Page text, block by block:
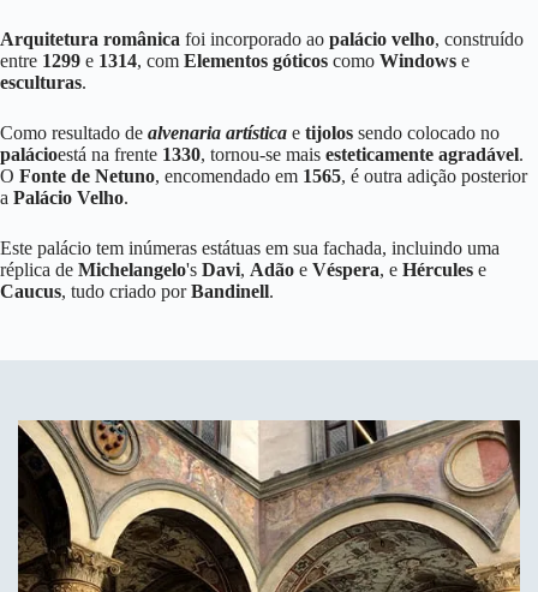
Arquitetura românica foi incorporado ao palácio velho, construído
entre 1299 e 1314, com Elementos góticos como Windows e
esculturas.
Como resultado de alvenaria artística e tijolos sendo colocado no
palácioestá na frente 1330, tornou-se mais esteticamente agradável.
O Fonte de Netuno, encomendado em 1565, é outra adição posterior
a Palácio Velho.
Este palácio tem inúmeras estátuas em sua fachada, incluindo uma
réplica de Michelangelo's Davi, Adão e Véspera, e Hércules e
Caucus, tudo criado porBandinell.